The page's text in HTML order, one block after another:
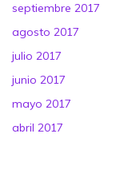
septiembre 2017
agosto 2017
julio 2017
junio 2017
mayo 2017
abril 2017